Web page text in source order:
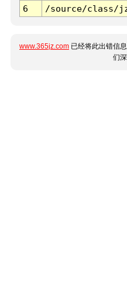
6
/source/class/
www.365jz.com 已经将此出错信
们